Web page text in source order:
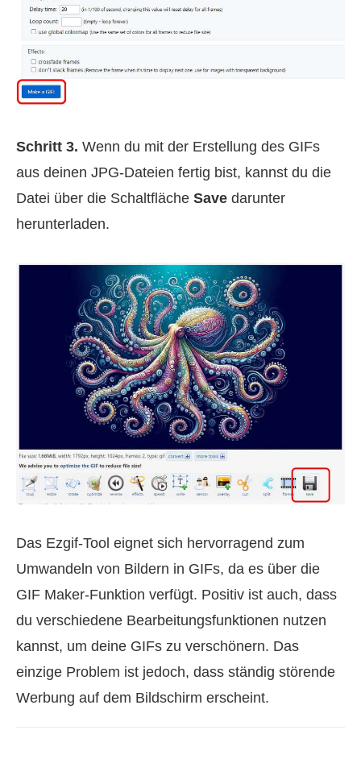
Schritt 3. Wenn du mit der Erstellung des GIFs
aus deinen JPG-Dateien fertig bist, kannst du die
Datei über die Schaltfläche Save darunter
herunterladen.
Das Ezgif-Tool eignet sich hervorragend zum
Umwandeln von Bildern in GIFs, da es über die
GIF Maker‑Funktion verfügt. Positiv ist auch, dass
du verschiedene Bearbeitungsfunktionen nutzen
kannst, um deine GIFs zu verschönern. Das
einzige Problem ist jedoch, dass ständig störende
Werbung auf dem Bildschirm erscheint.